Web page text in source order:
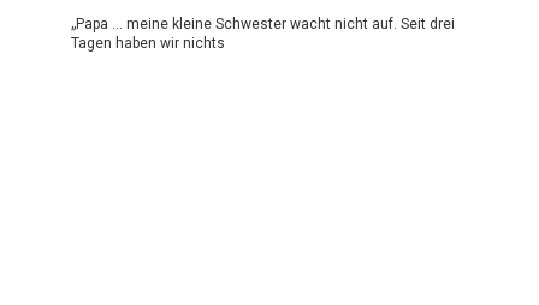
„Papa … meine kleine Schwester wacht nicht auf. Seit drei
Tagen haben wir nichts